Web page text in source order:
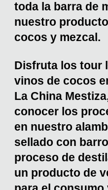
toda la barra de
nuestro
cocos y mezcal.
Disfruta los tour
vinos de cocos
La China
conocer los
en nuestro
sellado con
proceso de
un producto de